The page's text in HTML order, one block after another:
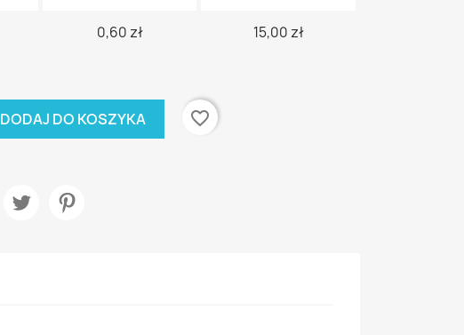
0,60 zł 15,00 zł
DODAJ DO KOSZYKA favorite_border